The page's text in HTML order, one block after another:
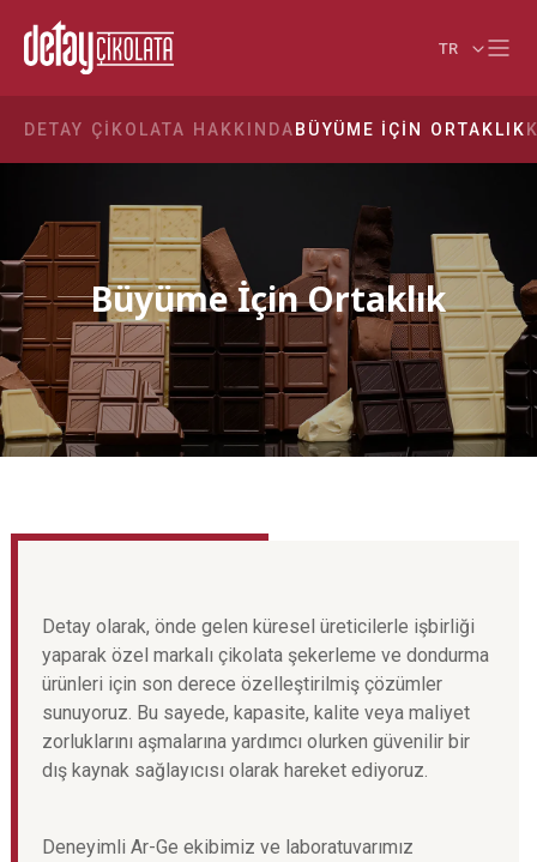
TR
DETAY ÇIKOLATA HAKKINDA BÜYÜME İÇIN ORTAKLIK
Büyüme İçin Ortaklık
Detay olarak, önde gelen küresel üreticilerle işbirliği
yaparak özel markalı çikolata şekerleme ve dondurma
ürünleri için son derece özelleştirilmiş çözümler
sunuyoruz. Bu sayede, kapasite, kalite veya maliyet
zorluklarını aşmalarına yardımcı olurken güvenilir bir
dış kaynak sağlayıcısı olarak hareket ediyoruz.
Deneyimli Ar-Ge ekibimiz ve laboratuvarımız